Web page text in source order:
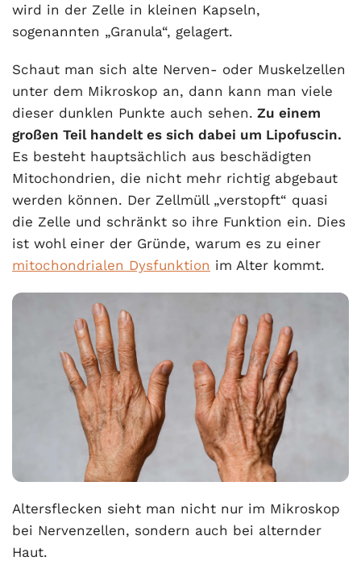
wird in der Zelle in kleinen Kapseln,
sogenannten „Granula“, gelagert.
Schaut man sich alte Nerven- oder Muskelzellen
unter dem Mikroskop an, dann kann man viele
dieser dunklen Punkte auch sehen. Zu einem
großen Teil handelt es sich dabei um Lipofuscin.
Es besteht hauptsächlich aus beschädigten
Mitochondrien, die nicht mehr richtig abgebaut
werden können. Der Zellmüll „verstopft“ quasi
die Zelle und schränkt so ihre Funktion ein. Dies
ist wohl einer der Gründe, warum es zu einer
mitochondrialen Dysfunktion im Alter kommt.
Altersflecken sieht man nicht nur im Mikroskop
bei Nervenzellen, sondern auch bei alternder
Haut.